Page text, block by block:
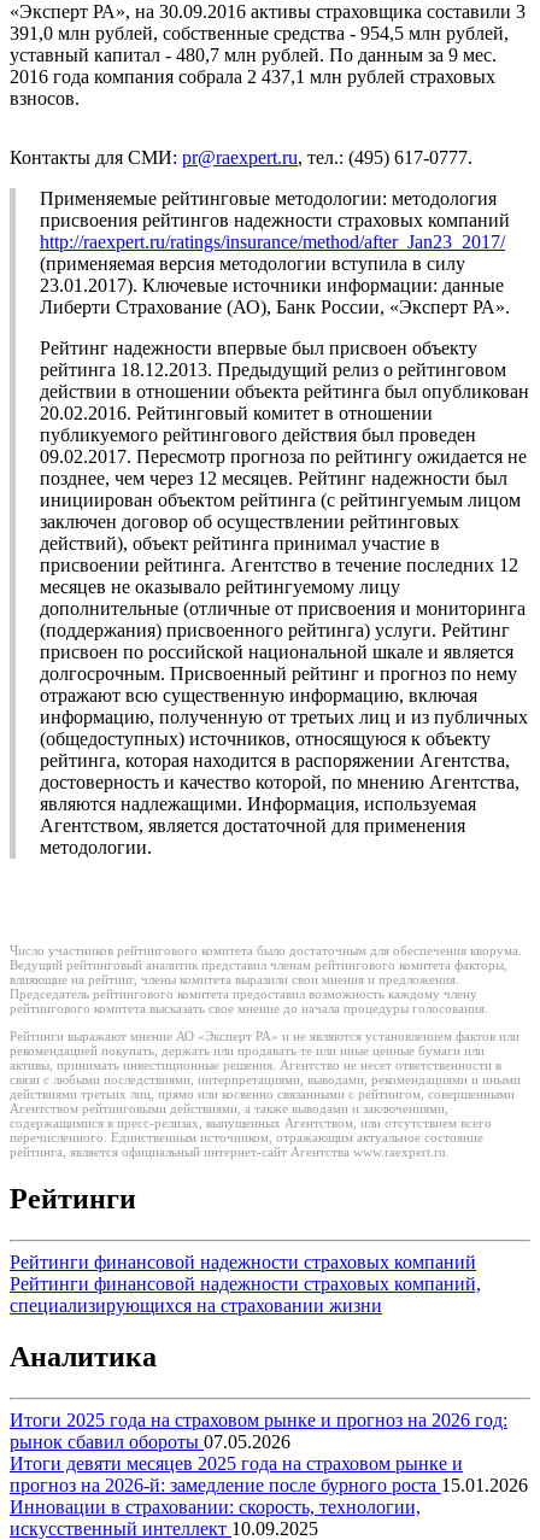
«Эксперт РА», на 30.09.2016 активы страховщика составили 3
391,0 млн рублей, собственные средства - 954,5 млн рублей,
уставный капитал - 480,7 млн рублей. По данным за 9 мес.
2016 года компания собрала 2 437,1 млн рублей страховых
взносов.
Контакты для СМИ: pr@raexpert.ru, тел.: (495) 617-0777.
Применяемые рейтинговые методологии: методология
присвоения рейтингов надежности страховых компаний
http://raexpert.ru/ratings/insurance/method/after_Jan23_2017/
(применяемая версия методологии вступила в силу
23.01.2017). Ключевые источники информации: данные
Либерти Страхование (АО), Банк России, «Эксперт РА».
Рейтинг надежности впервые был присвоен объекту
рейтинга 18.12.2013. Предыдущий релиз о рейтинговом
действии в отношении объекта рейтинга был опубликован
20.02.2016. Рейтинговый комитет в отношении
публикуемого рейтингового действия был проведен
09.02.2017. Пересмотр прогноза по рейтингу ожидается не
позднее, чем через 12 месяцев. Рейтинг надежности был
инициирован объектом рейтинга (с рейтингуемым лицом
заключен договор об осуществлении рейтинговых
действий), объект рейтинга принимал участие в
присвоении рейтинга. Агентство в течение последних 12
месяцев не оказывало рейтингуемому лицу
дополнительные (отличные от присвоения и мониторинга
(поддержания) присвоенного рейтинга) услуги. Рейтинг
присвоен по российской национальной шкале и является
долгосрочным. Присвоенный рейтинг и прогноз по нему
отражают всю существенную информацию, включая
информацию, полученную от третьих лиц и из публичных
(общедоступных) источников, относящуюся к объекту
рейтинга, которая находится в распоряжении Агентства,
достоверность и качество которой, по мнению Агентства,
являются надлежащими. Информация, используемая
Агентством, является достаточной для применения
методологии.
Число участников рейтингового комитета было достаточным для обеспечения кворума.
Ведущий рейтинговый аналитик представил членам рейтингового комитета факторы,
влияющие на рейтинг, члены комитета выразили свои мнения и предложения.
Председатель рейтингового комитета предоставил возможность каждому члену
рейтингового комитета высказать свое мнение до начала процедуры голосования.
Рейтинги выражают мнение АО «Эксперт РА» и не являются установлением фактов или
рекомендацией покупать, держать или продавать те или иные ценные бумаги или
активы, принимать инвестиционные решения. Агентство не несет ответственности в
связи с любыми последствиями, интерпретациями, выводами, рекомендациями и иными
действиями третьих лиц, прямо или косвенно связанными с рейтингом, совершенными
Агентством рейтинговыми действиями, а также выводами и заключениями,
содержащимися в пресс-релизах, выпущенных Агентством, или отсутствием всего
перечисленного. Единственным источником, отражающим актуальное состояние
рейтинга, является официальный интернет-сайт Агентства www.raexpert.ru.
Рейтинги
Рейтинги финансовой надежности страховых компаний
Рейтинги финансовой надежности страховых компаний,
специализирующихся на страховании жизни
Аналитика
Итоги 2025 года на страховом рынке и прогноз на 2026 год:
рынок сбавил обороты 07.05.2026
Итоги девяти месяцев 2025 года на страховом рынке и
прогноз на 2026-й: замедление после бурного роста 15.01.2026
Инновации в страховании: скорость, технологии,
искусственный интеллект 10.09.2025